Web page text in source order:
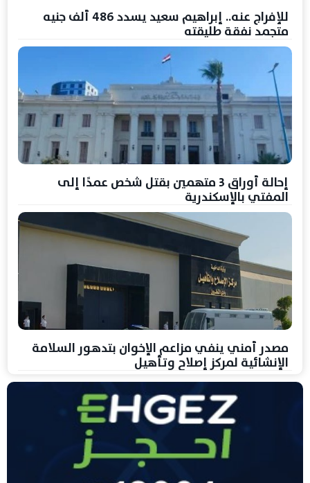
للإفراج عنه.. إبراهيم سعيد يسدد 486 ألف جنيه
متجمد نفقة طليقته
إحالة أوراق 3 متهمين بقتل شخص عمدًا إلى
المفتي بالإسكندرية
مصدر أمني ينفي مزاعم الإخوان بتدهور السلامة
الإنشائية لمركز إصلاح وتأهيل